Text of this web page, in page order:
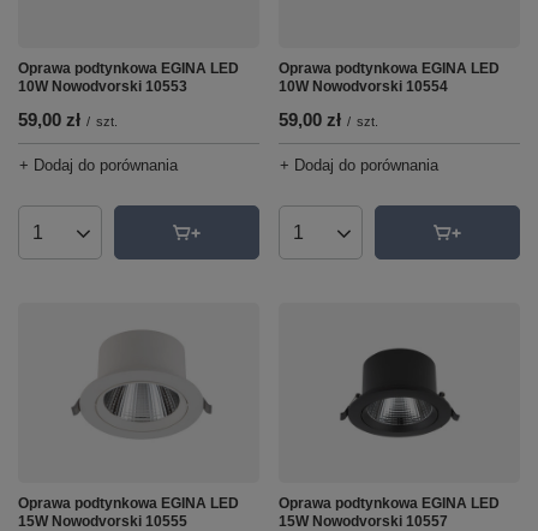
Oprawa podtynkowa EGINA LED
10W Nowodvorski 10553
59,00 zł / szt.
+ Dodaj do porównania
Ilość produktów
Oprawa podtynkowa EGINA LED
10W Nowodvorski 10554
59,00 zł / szt.
+ Dodaj do porównania
Ilość produktów
Oprawa podtynkowa EGINA LED
15W Nowodvorski 10555
Oprawa podtynkowa EGINA LED
15W Nowodvorski 10557